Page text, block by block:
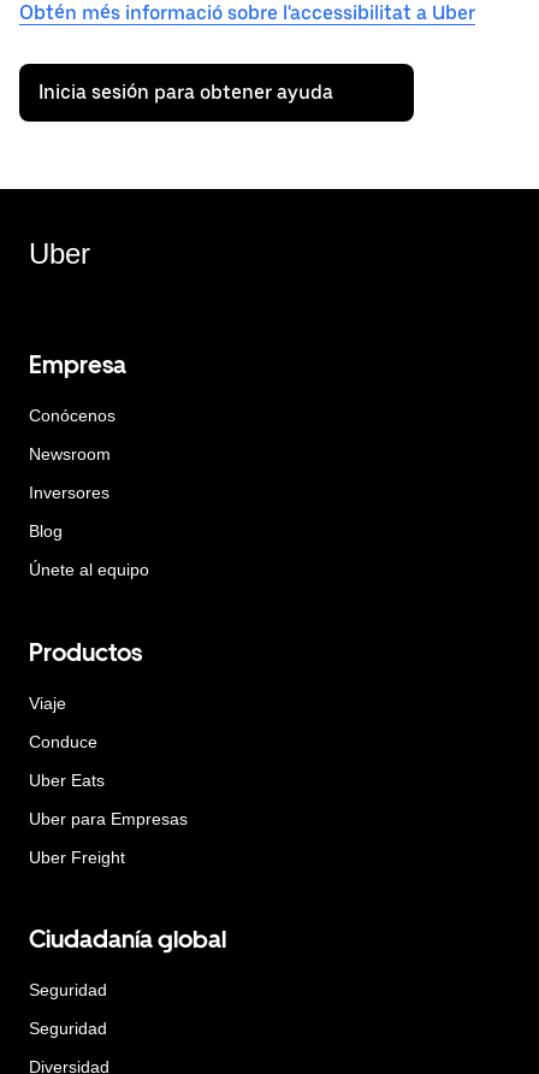
Obtén més informació sobre l'accessibilitat a Uber
Inicia sesión para obtener ayuda
Uber
Empresa
Conócenos
Newsroom
Inversores
Blog
Únete al equipo
Productos
Viaje
Conduce
Uber Eats
Uber para Empresas
Uber Freight
Ciudadanía global
Seguridad
Seguridad
Diversidad